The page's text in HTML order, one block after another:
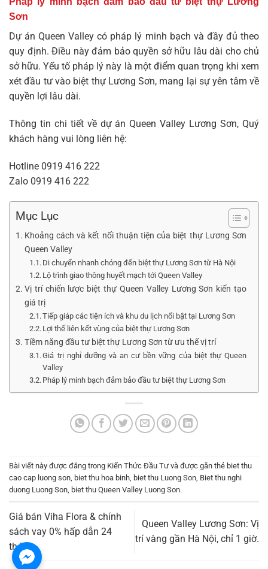
Sơn
Dự án Queen Valley có pháp lý minh bạch và đầy đủ theo
quy định. Điều này đảm bảo quyền sở hữu lâu dài cho chủ
sở hữu. Yếu tố pháp lý này là một điểm quan trọng khi xem
xét đầu tư vào biệt thự Lương Sơn, mang lại sự yên tâm về
quyền lợi lâu dài.
Thông tin chi tiết về dự án Queen Valley Lương Sơn, Quý
khách hàng vui lòng liên hệ:
Hotline 0919 416 222
Zalo 0919 416 222
Mục Lục
Khoảng cách và kết nối thuận tiện của biệt thự Lương Sơn
Queen Valley
Di chuyển nhanh chóng đến biệt thự Lương Sơn từ Hà Nội
Lộ trình giao thông huyết mạch tới Queen Valley
Vị trí chiến lược biệt thự Queen Valley Lương Sơn kiến tạo
giá trị
Tiếp giáp các tiện ích và khu du lịch nổi bật tại Lương Sơn
Lợi thế liên kết vùng của biệt thự Lương Sơn
Tiềm năng đầu tư biệt thự Lương Sơn từ ưu thế vị trí
Giá trị nghỉ dưỡng và an cư bền vững của biệt thự Queen
Valley
Pháp lý minh bạch đảm bảo đầu tư biệt thự Lương Sơn
Bài viết này được đăng trong Kiến Thức Đầu Tưvà được gắn thẻ biet thu
cao cap luong son, biet thu hoa binh, biet thu Luong Son, Biet thu nghi
duong Luong Son, biet thu Queen Valley Luong Son.
Giá bán Viha Flora & chính
sách vay 0% hấp dẫn 24
tháng.
Queen Valley Lương Sơn: Vị
trí vàng gần Hà Nội, chỉ 1 giờ.